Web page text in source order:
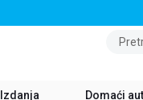
IZNOS PREKO 3500 RSD
Izdanja Domaći